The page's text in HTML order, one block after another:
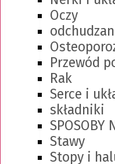
Oczy
Przewód
Rak
Serce i
składniki
SPOSOBY
Stawy
Stopy i